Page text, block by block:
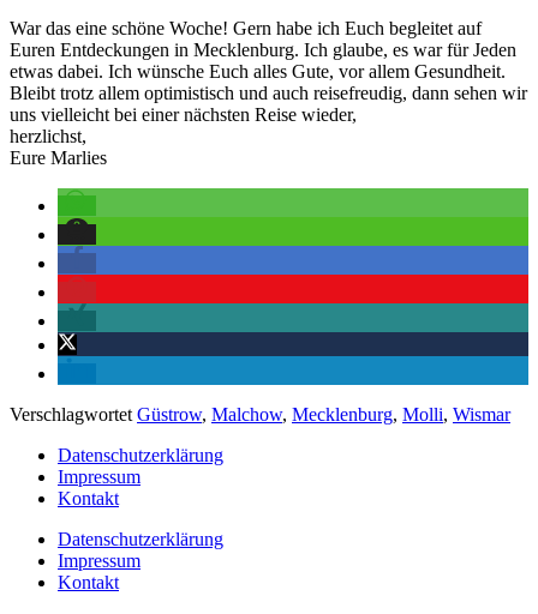
War das eine schöne Woche! Gern habe ich Euch begleitet auf
Euren Entdeckungen in Mecklenburg. Ich glaube, es war für Jeden
etwas dabei. Ich wünsche Euch alles Gute, vor allem Gesundheit.
Bleibt trotz allem optimistisch und auch reisefreudig, dann sehen wir
uns vielleicht bei einer nächsten Reise wieder,
herzlichst,
Eure Marlies
Verschlagwortet Güstrow, Malchow, Mecklenburg, Molli, Wismar
Datenschutzerklärung
Impressum
Kontakt
Datenschutzerklärung
Impressum
Kontakt